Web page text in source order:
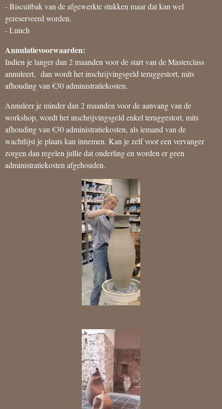
- Biscuitbak van de afgewerkte stukken maar dat kan wel
gereserveerd worden.
- Lunch
Annulatievoorwaarden:
Indien je langer dan 2 maanden voor de start van de Masterclass
annuleert, dan wordt het inschrijvingsgeld teruggestort, mits
afhouding van €30 administratiekosten.
Annuleer je minder dan 2 maanden voor de aanvang van de
workshop, wordt het inschrijvingsgeld enkel teruggestort, mits
afhouding van €30 administratiekosten, als iemand van de
wachtlijst je plaats kan innemen. Kan je zelf voor een vervanger
zorgen dan regelen jullie dat onderling en worden er geen
administratiekosten afgehouden.